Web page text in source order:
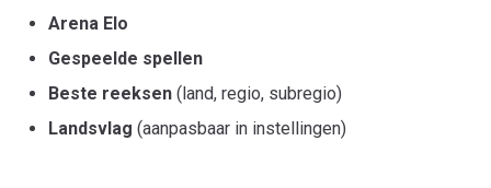
Arena Elo
Gespeelde spellen
Beste reeksen (land, regio, subregio)
Landsvlag (aanpasbaar in instellingen)